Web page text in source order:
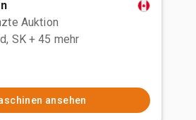
Auktion
SK + 45 mehr
ansehen